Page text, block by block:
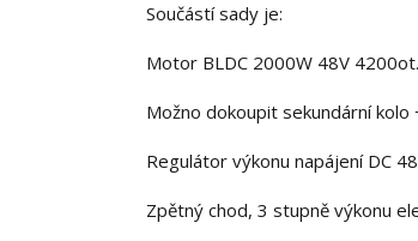
Součástí sady je:
Motor BLDC 2000W 48V
Možno dokoupit sekundární kolo
Regulátor výkonu napájení DC
Zpětný chod, 3 stupně výkonu